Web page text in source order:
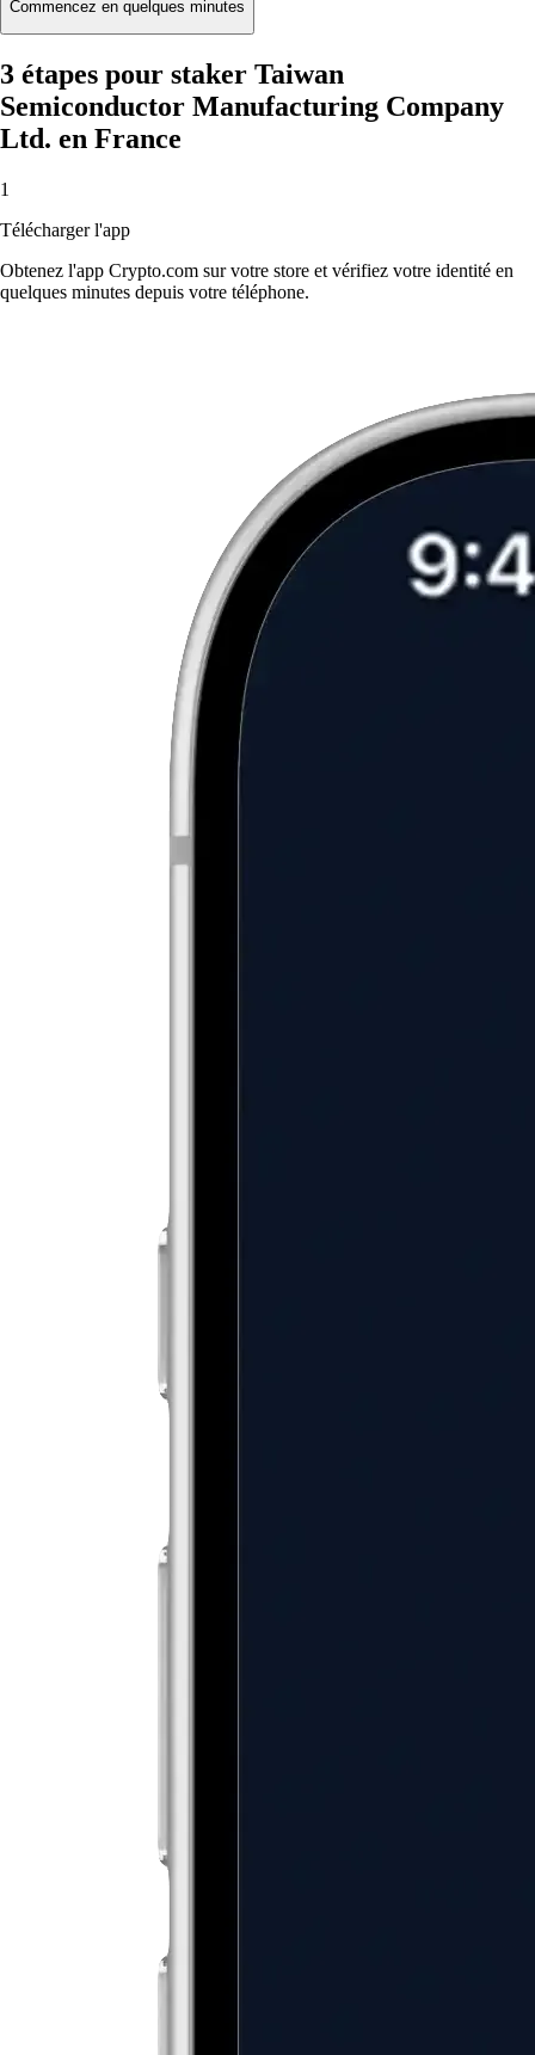
Commencez en quelques minutes
3 étapes pour staker Taiwan
Semiconductor Manufacturing Company
Ltd. en France
1
Télécharger l'app
Obtenez l'app Crypto.com sur votre store et vérifiez votre identité en
quelques minutes depuis votre téléphone.